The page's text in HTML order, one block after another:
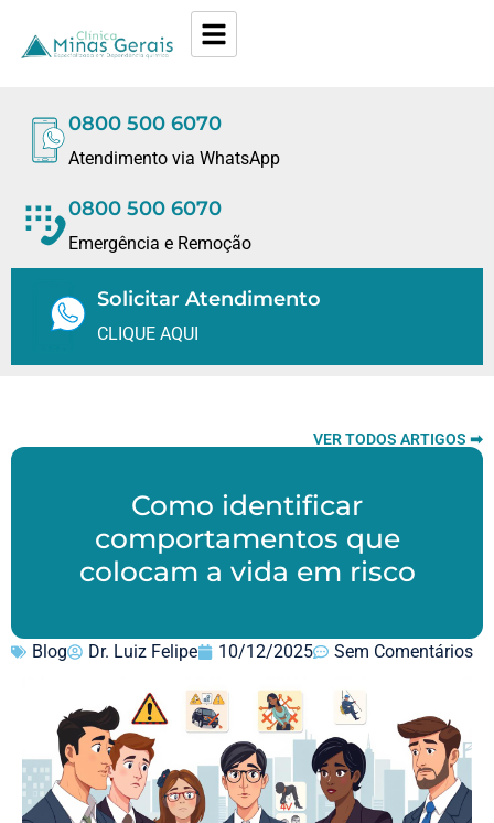
0800 500 6070
Atendimento via WhatsApp
0800 500 6070
Emergência e Remoção
Solicitar Atendimento
CLIQUE AQUI
VER TODOS ARTIGOS ➡
Como identificar
comportamentos que
colocam a vida em risco
Blog Dr. Luiz Felipe 10/12/2025 Sem Comentários